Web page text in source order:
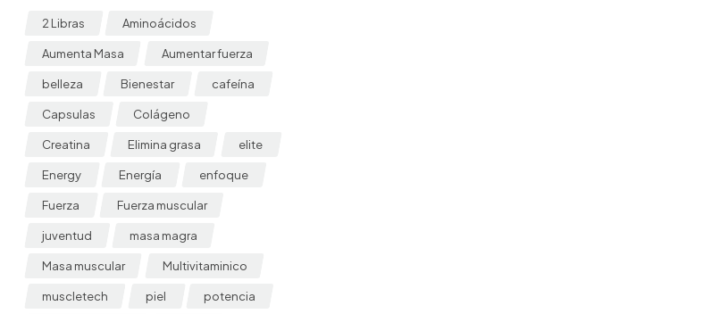
2 Libras Aminoácidos
Aumenta Masa Aumentar fuerza
belleza Bienestar cafeína
Capsulas Colágeno
Creatina Elimina grasa elite
Energy Energía enfoque
Fuerza Fuerza muscular
juventud masa magra
Masa muscular Multivitaminico
muscletech piel potencia